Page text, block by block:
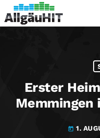
Erster
Memmingen
today 1.